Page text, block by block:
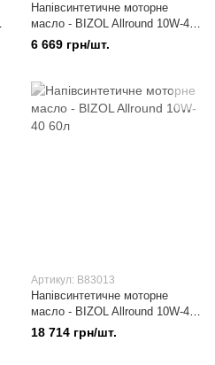
Напівсинтетичне моторне
масло - BIZOL Allround 10W-40
20л
6 669 грн/шт.
Артикул: B83013
Напівсинтетичне моторне
масло - BIZOL Allround 10W-40
60л
18 714 грн/шт.